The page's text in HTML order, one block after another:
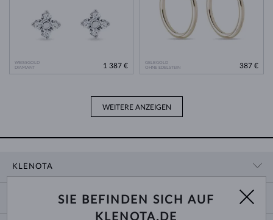
WEISSGOLD
DIAMANT
1 387 €
GELBGOLD
OHNE EDELSTEIN
387 €
WEITERE ANZEIGEN
KLENOTA
SIE BEFINDEN SICH AUF
KLENOTA.DE